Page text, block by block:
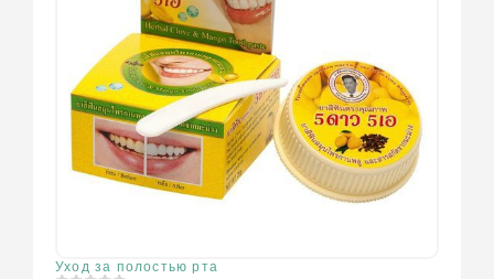
Уход за полостью рта